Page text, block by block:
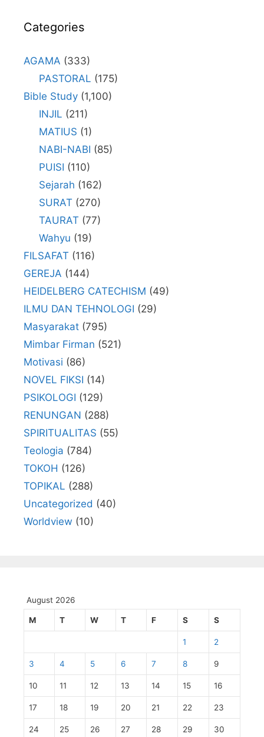
Categories
AGAMA (333)
PASTORAL (175)
Bible Study (1,100)
INJIL (211)
MATIUS (1)
NABI-NABI (85)
PUISI (110)
Sejarah (162)
SURAT (270)
TAURAT (77)
Wahyu (19)
FILSAFAT (116)
GEREJA (144)
HEIDELBERG CATECHISM (49)
ILMU DAN TEHNOLOGI (29)
Masyarakat (795)
Mimbar Firman (521)
Motivasi (86)
NOVEL FIKSI (14)
PSIKOLOGI (129)
RENUNGAN (288)
SPIRITUALITAS (55)
Teologia (784)
TOKOH (126)
TOPIKAL (288)
Uncategorized (40)
Worldview (10)
August 2026
M T W T F S S
1 2
3 4 5 6 7 8 9
10 11 12 13 14 15 16
17 18 19 20 21 22 23
24 25 26 27 28 29 30